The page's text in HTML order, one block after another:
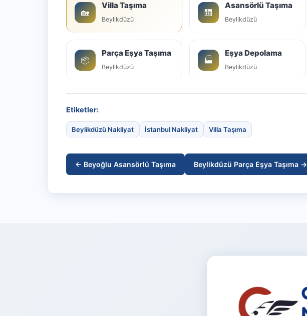
🏡
Villa Taşıma
Beylikdüzü
🛗
Asansörlü Taşıma
Beylikdüzü
📦
Parça Eşya Taşıma
Beylikdüzü
🏭
Eşya Depolama
Beylikdüzü
Etiketler:
Beylikdüzü Nakliyat İstanbul Nakliyat Villa Taşıma
← Beyoğlu Asansörlü Taşıma Beylikdüzü Parça Eşya Taşıma →